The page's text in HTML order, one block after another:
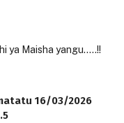
ya Maisha yangu…..!!
16/03/2026